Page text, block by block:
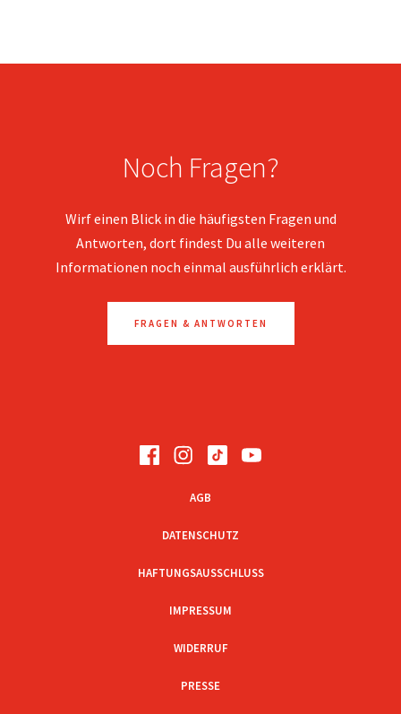
Noch Fragen?
Wirf einen Blick in die häufigsten Fragen und
Antworten, dort findest Du alle weiteren
Informationen noch einmal ausführlich erklärt.
FRAGEN & ANTWORTEN
AGB
DATENSCHUTZ
HAFTUNGSAUSSCHLUSS
IMPRESSUM
WIDERRUF
PRESSE